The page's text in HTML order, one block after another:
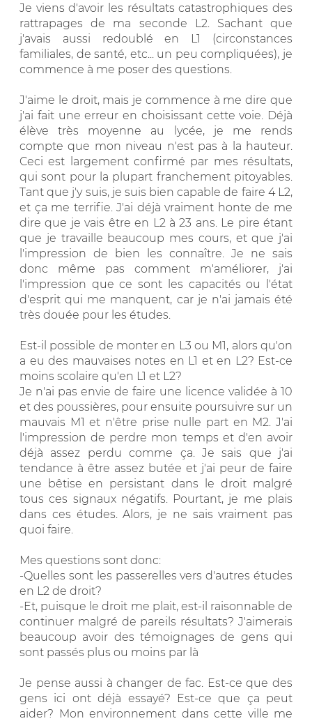
Je viens d'avoir les résultats catastrophiques des
rattrapages de ma seconde L2. Sachant que
j'avais aussi redoublé en L1 (circonstances
familiales, de santé, etc... un peu compliquées), je
commence à me poser des questions.
J'aime le droit, mais je commence à me dire que
j'ai fait une erreur en choisissant cette voie. Déjà
élève très moyenne au lycée, je me rends
compte que mon niveau n'est pas à la hauteur.
Ceci est largement confirmé par mes résultats,
qui sont pour la plupart franchement pitoyables.
Tant que j'y suis, je suis bien capable de faire 4 L2,
et ça me terrifie. J'ai déjà vraiment honte de me
dire que je vais être en L2 à 23 ans. Le pire étant
que je travaille beaucoup mes cours, et que j'ai
l'impression de bien les connaître. Je ne sais
donc même pas comment m'améliorer, j'ai
l'impression que ce sont les capacités ou l'état
d'esprit qui me manquent, car je n'ai jamais été
très douée pour les études.
Est-il possible de monter en L3 ou M1, alors qu'on
a eu des mauvaises notes en L1 et en L2? Est-ce
moins scolaire qu'en L1 et L2?
Je n'ai pas envie de faire une licence validée à 10
et des poussières, pour ensuite poursuivre sur un
mauvais M1 et n'être prise nulle part en M2. J'ai
l'impression de perdre mon temps et d'en avoir
déjà assez perdu comme ça. Je sais que j'ai
tendance à être assez butée et j'ai peur de faire
une bêtise en persistant dans le droit malgré
tous ces signaux négatifs. Pourtant, je me plais
dans ces études. Alors, je ne sais vraiment pas
quoi faire.
Mes questions sont donc:
-Quelles sont les passerelles vers d'autres études
en L2 de droit?
-Et, puisque le droit me plait, est-il raisonnable de
continuer malgré de pareils résultats? J'aimerais
beaucoup avoir des témoignages de gens qui
sont passés plus ou moins par là
Je pense aussi à changer de fac. Est-ce que des
gens ici ont déjà essayé? Est-ce que ça peut
aider? Mon environnement dans cette ville me